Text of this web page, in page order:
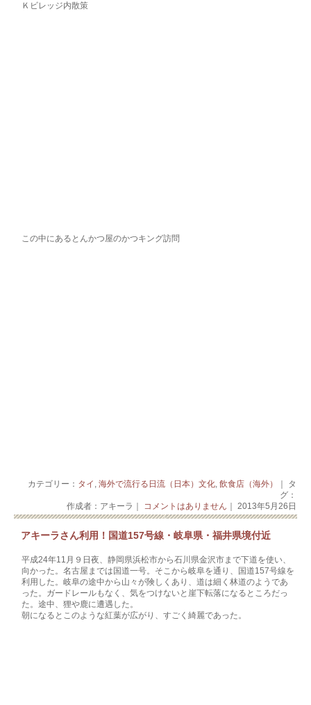
Ｋビレッジ内散策
この中にあるとんかつ屋のかつキング訪問
カテゴリー： タイ 海外で流行る日流（日本）文化, 飲食店（海外）
｜ タ
グ：
作成者：アキーラ｜
コメントはありません ｜ 2013年5月26日
アキーラさん利用！国道157号線・岐阜県・福井県境付近
平成24年11月９日夜、静岡県浜松市から石川県金沢市まで下道を使い、
向かった。名古屋までは国道一号。そこから岐阜を通り、国道157号線を
利用した。岐阜の途中から山々が険しくあり、道は細く林道のようであ
った。ガードレールもなく、気をつけないと崖下転落になるところだっ
た。途中、狸や鹿に遭遇した。
朝になるとこのような紅葉が広がり、すごく綺麗であった。